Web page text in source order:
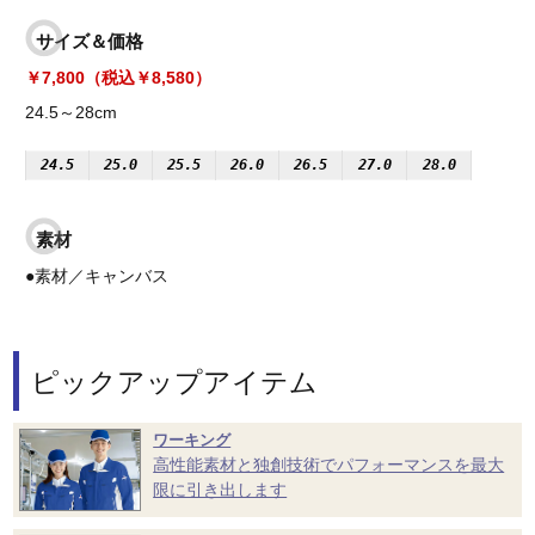
サイズ＆価格
￥7,800（税込￥8,580）
24.5～28cm
24.5 25.0 25.5 26.0 26.5 27.0 28.0
素材
●素材／キャンバス
ピックアップアイテム
ワーキング
高性能素材と独創技術でパフォーマンスを最大
限に引き出します